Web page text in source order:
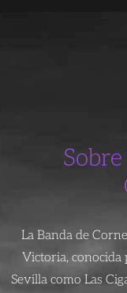
La Banda de
Victoria, conocida
Sevilla como Las